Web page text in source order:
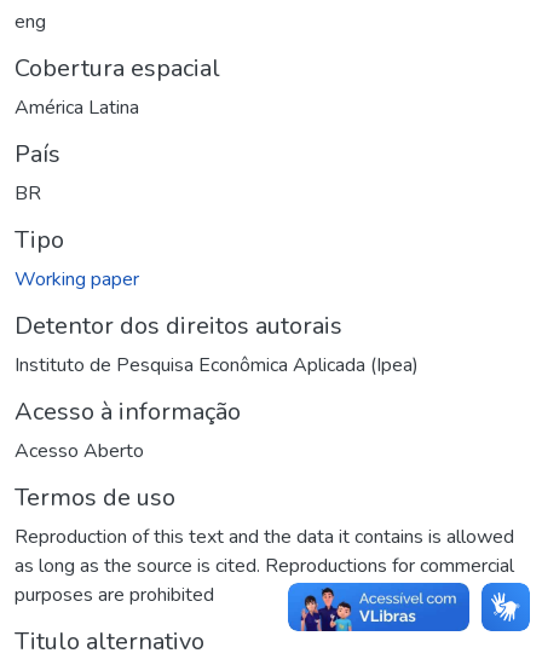
eng
Cobertura espacial
América Latina
País
BR
Tipo
Working paper
Detentor dos direitos autorais
Instituto de Pesquisa Econômica Aplicada (Ipea)
Acesso à informação
Acesso Aberto
Termos de uso
Reproduction of this text and the data it contains is allowed
as long as the source is cited. Reproductions for commercial
purposes are prohibited
Titulo alternativo